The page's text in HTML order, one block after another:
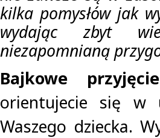
kilka pomysłów jak
wydając zbyt
niezapomnianą
Bajkowe
orientujecie się w
Waszego dziecka.